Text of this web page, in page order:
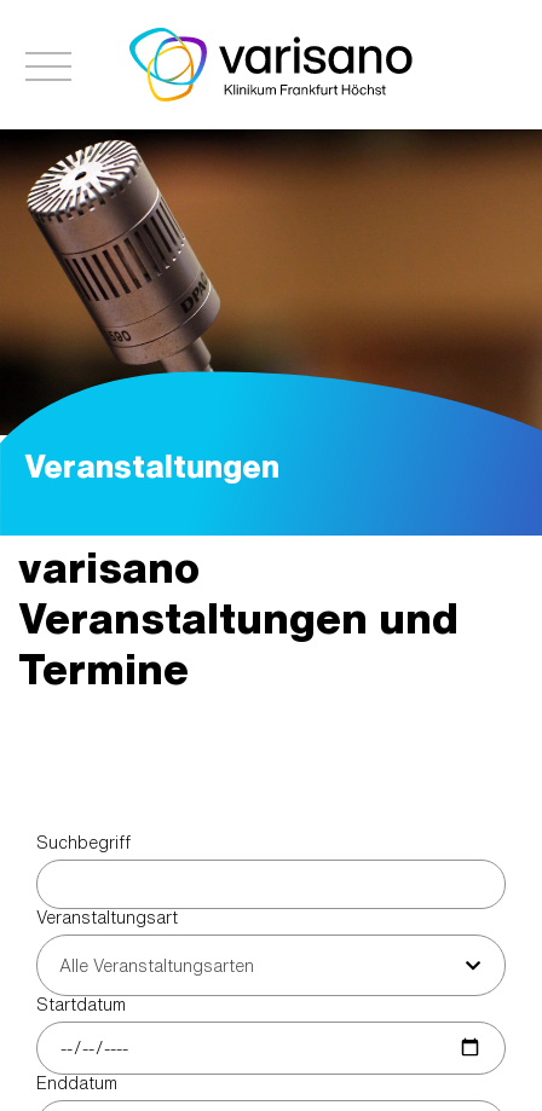
Veranstaltungen
varisano
Veranstaltungen und
Termine
Suchbegriff
Veranstaltungsart
Alle Veranstaltungsarten
Startdatum
Enddatum